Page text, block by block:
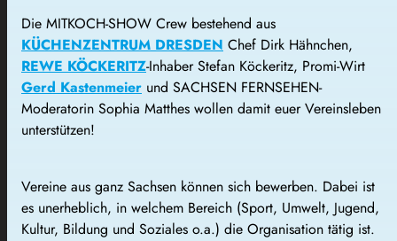
Die MITKOCH-SHOW Crew bestehend aus
KÜCHENZENTRUM DRESDEN Chef Dirk Hähnchen,
REWE KÖCKERITZ-Inhaber Stefan Köckeritz, Promi-Wirt
Gerd Kastenmeier und SACHSEN FERNSEHEN-
Moderatorin Sophia Matthes wollen damit euer Vereinsleben
unterstützen!
Vereine aus ganz Sachsen können sich bewerben. Dabei ist
es unerheblich, in welchem Bereich (Sport, Umwelt, Jugend,
Kultur, Bildung und Soziales o.a.) die Organisation tätig ist.